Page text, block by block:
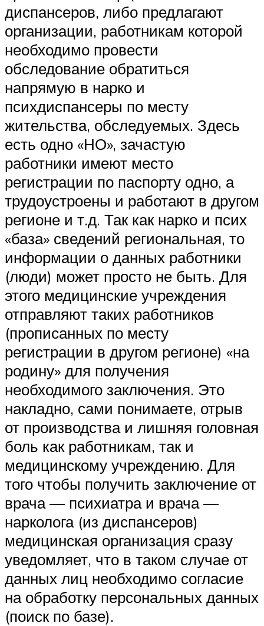
диспансеров, либо предлагают
организации, работникам которой
необходимо провести
обследование обратиться
напрямую в нарко и
психдиспансеры по месту
жительства, обследуемых. Здесь
есть одно «НО», зачастую
работники имеют место
регистрации по паспорту одно, а
трудоустроены и работают в другом
регионе и т.д. Так как нарко и псих
«база» сведений региональная, то
информации о данных работники
(люди) может просто не быть. Для
этого медицинские учреждения
отправляют таких работников
(прописанных по месту
регистрации в другом регионе) «на
родину» для получения
необходимого заключения. Это
накладно, сами понимаете, отрыв
от производства и лишняя головная
боль как работникам, так и
медицинскому учреждению. Для
того чтобы получить заключение от
врача — психиатра и врача —
нарколога (из диспансеров)
медицинская организация сразу
уведомляет, что в таком случае от
данных лиц необходимо согласие
на обработку персональных данных
(поиск по базе).